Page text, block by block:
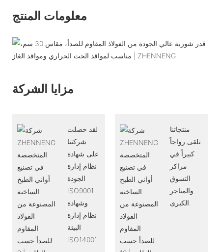
معلومات المنتج
مزايا الشركة
لقد حصلت
شركتنا
على شهادة
نظام إدارة
الجودة
ISO9001
وشهادة
نظام إدارة
البيئة
ISO14001.
منتجاتنا
تلقى رواجاً
كبيراً في
مراكز
التسوق
والمتاجر